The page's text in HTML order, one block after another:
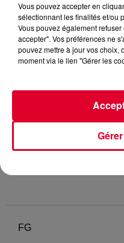
FG
Vous pouvez accepter en
sélectionnant les finalités et/ou
Vous pouvez également
accepter". Vos préférences ne
pouvez mettre à jour vos choix,
moment via le lien "Gérer les